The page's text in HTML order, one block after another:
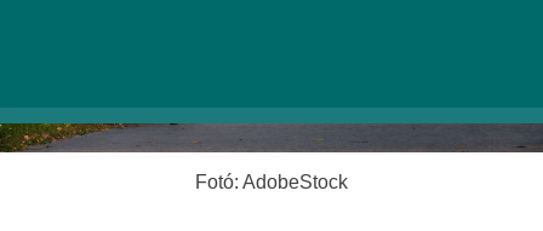
Fotó: AdobeStock